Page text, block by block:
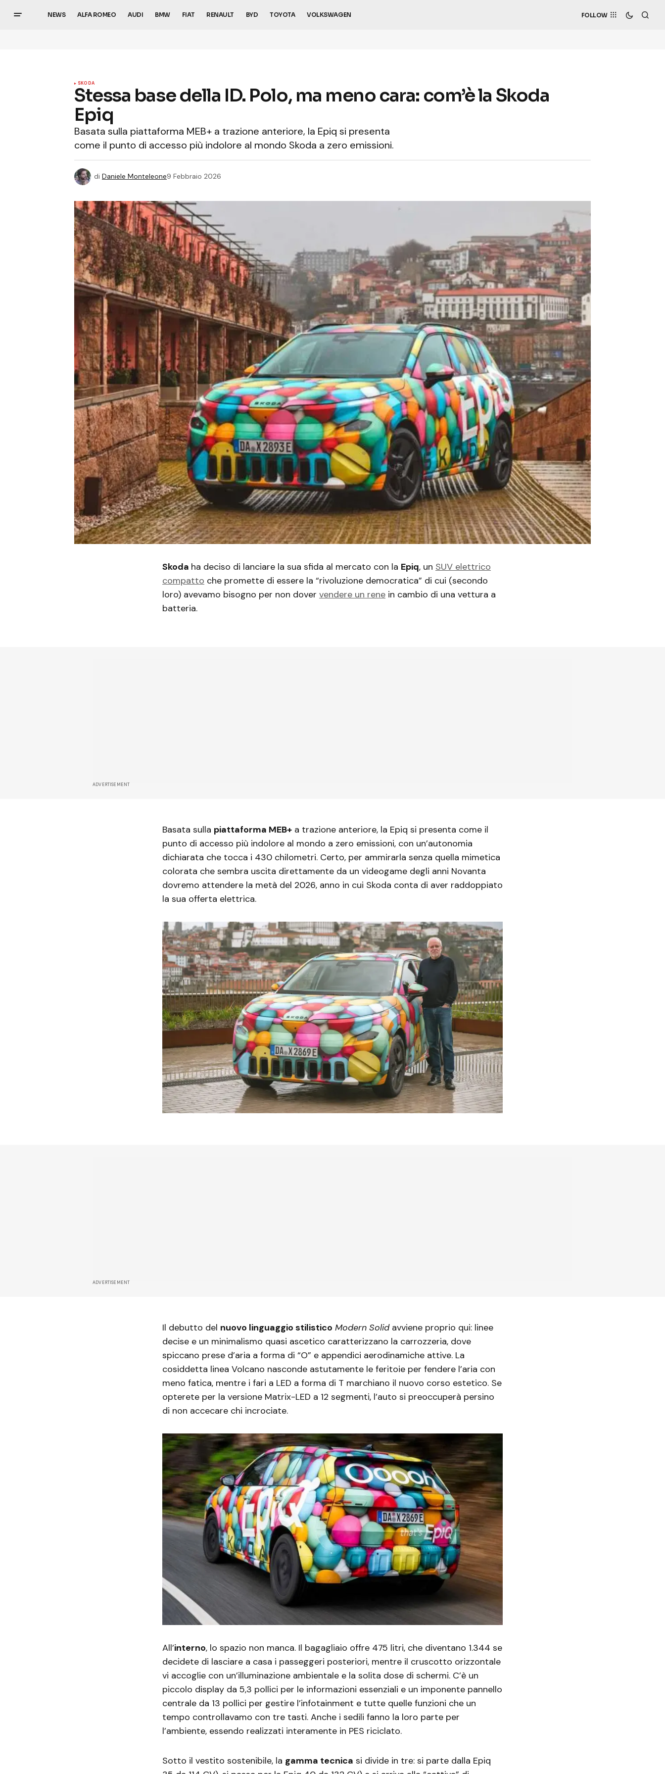
NEWS ALFA ROMEO AUDI BMW FIAT RENAULT BYD TOYOTA VOLKSWAGEN FOLLOW
SKODA
Stessa base della ID. Polo, ma meno cara: com’è la Skoda
Epiq
Basata sulla piattaforma MEB+ a trazione anteriore, la Epiq si presenta
come il punto di accesso più indolore al mondo Skoda a zero emissioni.
di Daniele Monteleone9 Febbraio 2026
Skoda ha deciso di lanciare la sua sfida al mercato con la Epiq, un SUV elettrico
compatto che promette di essere la “rivoluzione democratica” di cui (secondo
loro) avevamo bisogno per non dover vendere un rene in cambio di una vettura a
batteria.
ADVERTISEMENT
Basata sulla piattaforma MEB+ a trazione anteriore, la Epiq si presenta come il
punto di accesso più indolore al mondo a zero emissioni, con un’autonomia
dichiarata che tocca i 430 chilometri. Certo, per ammirarla senza quella mimetica
colorata che sembra uscita direttamente da un videogame degli anni Novanta
dovremo attendere la metà del 2026, anno in cui Skoda conta di aver raddoppiato
la sua offerta elettrica.
ADVERTISEMENT
Il debutto del nuovo linguaggio stilistico Modern Solidavviene proprio qui: linee
decise e un minimalismo quasi ascetico caratterizzano la carrozzeria, dove
spiccano prese d’aria a forma di “O” e appendici aerodinamiche attive. La
cosiddetta linea Volcano nasconde astutamente le feritoie per fendere l’aria con
meno fatica, mentre i fari a LED a forma di T marchiano il nuovo corso estetico. Se
opterete per la versione Matrix-LED a 12 segmenti, l’auto si preoccuperà persino
di non accecare chi incrociate.
All’interno, lo spazio non manca. Il bagagliaio offre 475 litri, che diventano 1.344 se
decidete di lasciare a casa i passeggeri posteriori, mentre il cruscotto orizzontale
vi accoglie con un’illuminazione ambientale e la solita dose di schermi. C’è un
piccolo display da 5,3 pollici per le informazioni essenziali e un imponente pannello
centrale da 13 pollici per gestire l’infotainment e tutte quelle funzioni che un
tempo controllavamo con tre tasti. Anche i sedili fanno la loro parte per
l’ambiente, essendo realizzati interamente in PES riciclato.
Sotto il vestito sostenibile, la gamma tecnica si divide in tre: si parte dalla Epiq